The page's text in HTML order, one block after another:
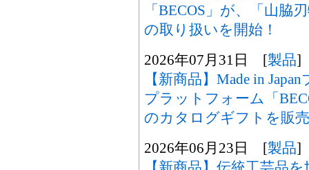
「BECOS」が、「山脇
の取り扱いを開始！
2026年07月31日 [製品]
【新商品】Made in
プラットフォーム「
のカタログギフトを販
2026年06月23日 [製品]